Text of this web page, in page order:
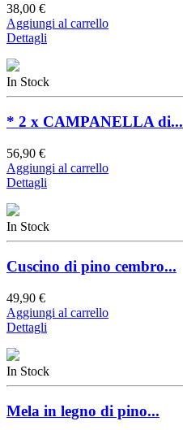
38,00 €
Aggiungi al carrello
Dettagli
In Stock
* 2 x CAMPANELLA di...
56,90 €
Aggiungi al carrello
Dettagli
In Stock
Cuscino di pino cembro...
49,90 €
Aggiungi al carrello
Dettagli
In Stock
Mela in legno di pino...